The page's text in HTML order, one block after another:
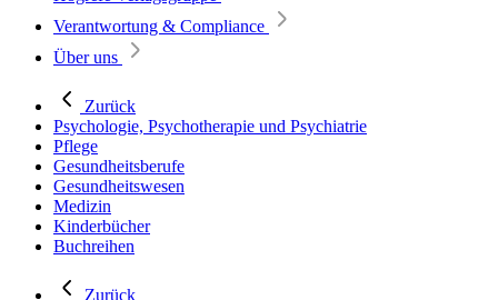
Verantwortung & Compliance
Über uns
Zurück
Psychologie, Psychotherapie und Psychiatrie
Pflege
Gesundheitsberufe
Gesundheitswesen
Medizin
Kinderbücher
Buchreihen
Zurück